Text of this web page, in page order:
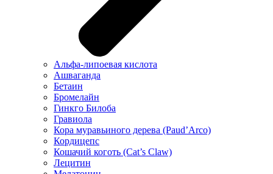
Альфа-липоевая кислота
Ашваганда
Бетаин
Бромелайн
Гинкго Билоба
Гравиола
Кора муравьиного дерева (Paud’Arco)
Кордицепс
Кошачий коготь (Cat’s Claw)
Лецитин